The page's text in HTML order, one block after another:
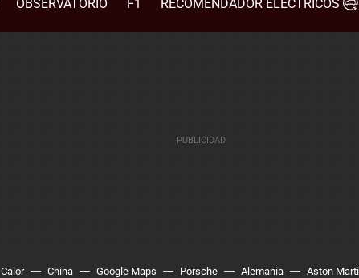
OBSERVATORIO F1
RECOMENDADOR ELÉCTRICOS
Calor China Google Maps Porsche Alemania Aston